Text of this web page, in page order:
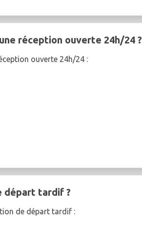
réception ouverte 24h/24 ?
ouverte 24h/24 :
départ tardif ?
de départ tardif :